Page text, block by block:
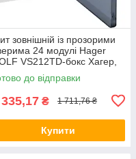
зовнішній із прозорими
24 модулі Hager
VS212TD-бокс Хагер,
розподільна для
до відправки
₴ 1 711,76 ₴
Купити